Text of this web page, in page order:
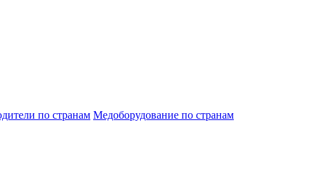
по странам Медоборудование по странам